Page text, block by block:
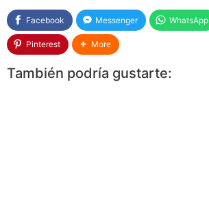
Facebook Messenger WhatsApp
Pinterest More
También podría gustarte: